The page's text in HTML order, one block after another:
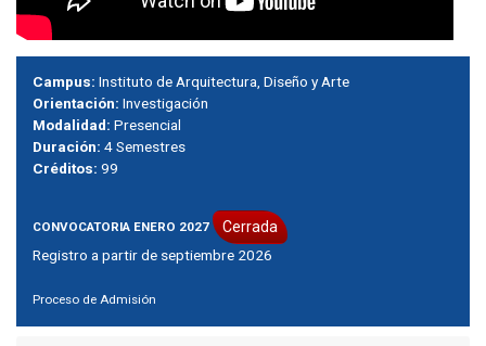
Campus: Instituto de Arquitectura, Diseño y Arte
Orientación: Investigación
Modalidad: Presencial
Duración: 4 Semestres
Créditos: 99
CONVOCATORIA ENERO 2027
Cerrada
Registro a partir de septiembre 2026
Proceso de Admisión